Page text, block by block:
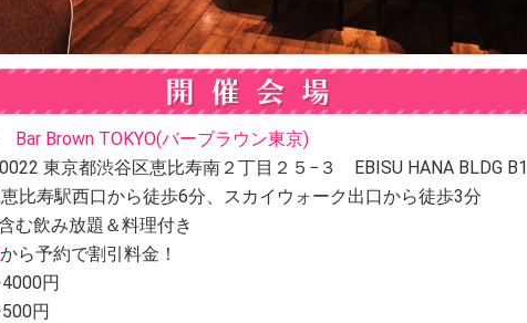
Bar Brown TOKYO(バーブラウン東京)
東京都渋谷区恵比寿南２丁目２５−３ EBISU HANA BLDG B1
比寿駅西口から徒歩6分、スカイウォーク出口から徒歩3分
む飲み放題＆料理付き
から予約で割引料金！
円
円